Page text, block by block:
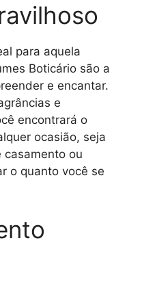
para aquela
Boticário são a
e encantar.
e
encontrará o
ocasião, seja
casamento ou
o quanto você se